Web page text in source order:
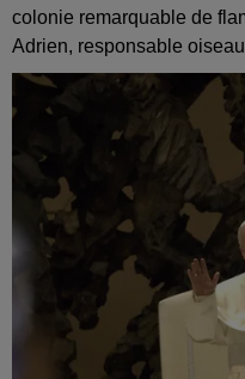
colonie remarquable de
Adrien, responsable